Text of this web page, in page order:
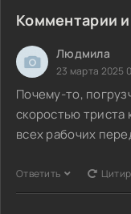
Комментарии
Людмила
23 марта 2025
Почему-то,
скоростью триста
всех рабочих
Ответить